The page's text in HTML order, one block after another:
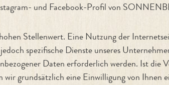
und Facebook-Profil von
Stellenwert. Eine Nutzung der
spezifische Dienste unseres
Daten erforderlich werden. Ist
grundsätzlich eine Einwilligung von Ihnen